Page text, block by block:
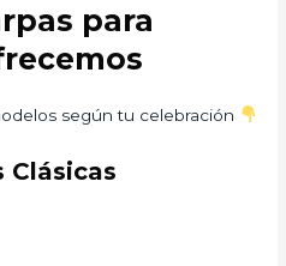
para
según tu celebración
Clásicas